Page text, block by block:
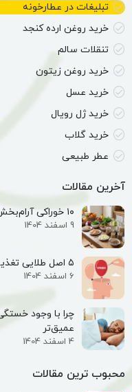
تبلیغات در عطارخونه
خرید روغن ارده کنجد
تنقلات سالم
خرید روغن زیتون
خرید عسل
خرید ژل رویال
خرید گلاب
عطر طبیعی
آخرین مقالات
۱۰ خوراکی آرام‌بخش طبیعی برای اعصاب خسته
9 اسفند 1404
۵ اصل طلایی تغذیه سالم برای کنترل استرس
6 اسفند 1404
عمیق‌تر
4 اسفند 1404
محبوب ترین مقالات